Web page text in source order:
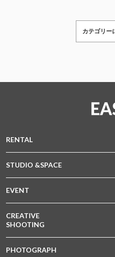
カテゴリー
RENTAL
STUDIO &SPACE
EVENT
CREATIVE
SHOOTING
PHOTOGRAPH